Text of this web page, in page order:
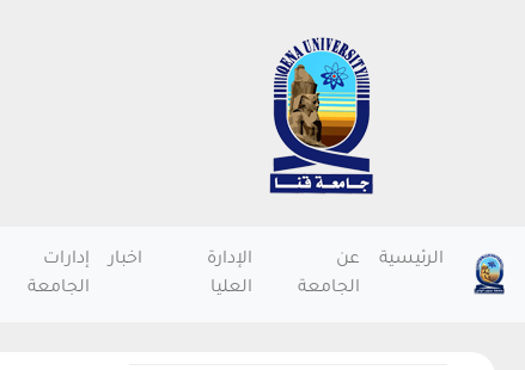
الرئيسية
عن
الجامعة
الإدارة
العليا
اخبار
إدارات
الجامعة